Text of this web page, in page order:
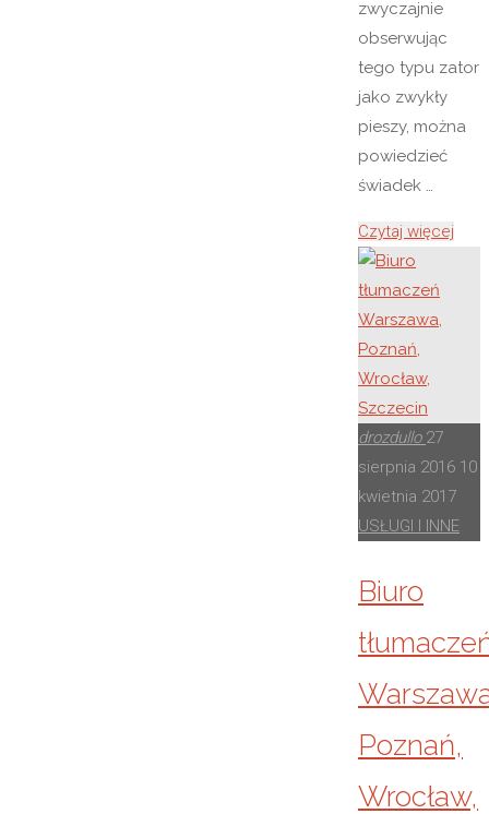
zwyczajnie
obserwując
tego typu zator
jako zwykły
pieszy, można
powiedzieć
świadek …
Czytaj więcej
drozdullo 27
sierpnia 2016 10
kwietnia 2017
USŁUGI I INNE
Biuro
Poznań,
Wrocław,